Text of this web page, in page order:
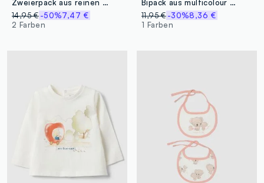
Zweierpack aus reinen Baumwoll-Decken in verschiedenen Farben für Neugeborene
14,95 €-50%7,47 €
2 Farben
Bipack aus multicolour Baby-Bodysuits aus reiner Baumwolle mit Prints
11,95 € -30%8,36 €
1 Farben